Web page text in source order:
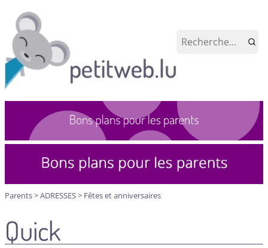
Parents>ADRESSES> Fêtes et anniversaires
Quick